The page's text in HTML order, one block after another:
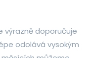
výrazně doporučuje
odolává vysokým